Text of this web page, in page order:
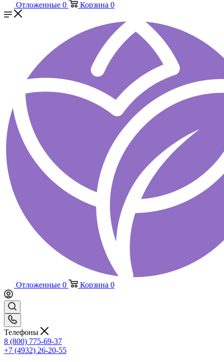
Отложенные 0 Корзина 0
Отложенные 0 Корзина 0
Телефоны
8 (800) 775-69-37
+7 (4932) 26-20-55